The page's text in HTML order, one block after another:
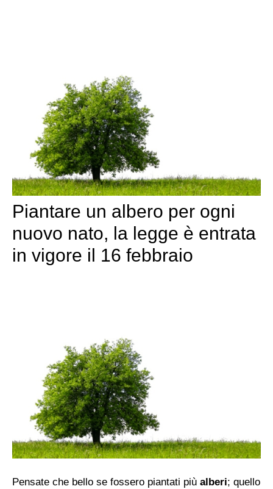
Piantare un albero per ogni
nuovo nato, la legge è entrata
in vigore il 16 febbraio
Pensate che bello se fossero piantati più alberi; quello